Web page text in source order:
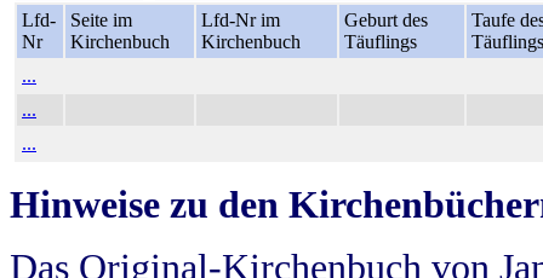
Lfd-
Nr
Seite im
Kirchenbuch
Lfd-Nr im
Kirchenbuch
Geburt des
Täuflings
Taufe
Täuflings
...
...
...
Hinweise zu den
Das Original-Kirchenbuch von